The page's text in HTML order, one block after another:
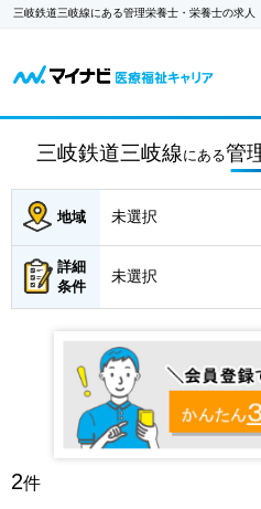
三岐鉄道三岐線にある管理栄養士・栄養士の求人
三岐鉄道三岐線 にある管
地域 未選択
詳細
条件
未選択
2件